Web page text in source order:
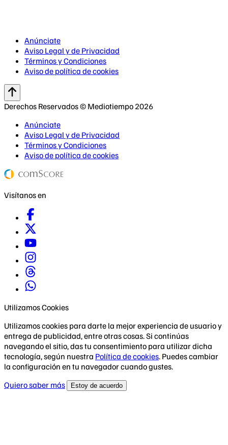
Anúnciate
Aviso Legal y de Privacidad
Términos y Condiciones
Aviso de política de cookies
Derechos Reservados © Mediotiempo 2026
Anúnciate
Aviso Legal y de Privacidad
Términos y Condiciones
Aviso de política de cookies
Visítanos en
Utilizamos Cookies
Utilizamos cookies para darte la mejor experiencia de usuario y
entrega de publicidad, entre otras cosas. Si continúas
navegando el sitio, das tu consentimiento para utilizar dicha
tecnología, según nuestra Política de cookies. Puedes cambiar
la configuración en tu navegador cuando gustes.
Quiero saber más
Estoy de acuerdo